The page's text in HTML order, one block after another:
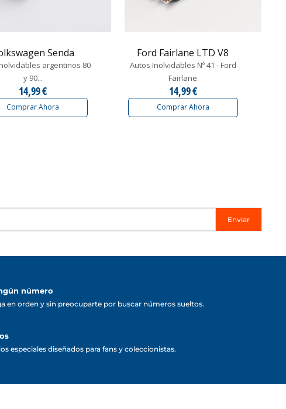
Senda
argentinos 80
y 90...
14,99 €
Comprar Ahora
Ford Fairlane LTD V8
Autos Inolvidables Nº 41 - Ford
Fairlane
14,99 €
Comprar Ahora
Enviar
número
en orden y sin preocuparte por buscar números sueltos.
especiales diseñados para fans y coleccionistas.